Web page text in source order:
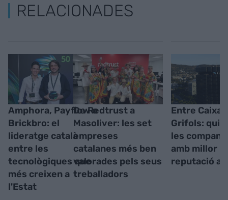
RELACIONADES
Amphora, Payflow o
Brickbro: el
lideratge català
entre les
tecnològiques que
més creixen a
l'Estat
De Redtrust a
Masoliver: les set
empreses
catalanes més ben
valorades pels seus
treballadors
Entre
Grifols:
les
amb millor
reputació a